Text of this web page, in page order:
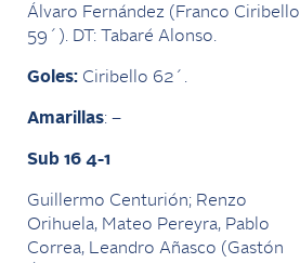
Álvaro Fernández (Franco Ciribello
59´). DT: Tabaré Alonso.
Goles: Ciribello 62´.
Amarillas: –
Sub 16 4-1
Guillermo Centurión; Renzo
Orihuela, Mateo Pereyra, Pablo
Correa, Leandro Añasco (Gastón